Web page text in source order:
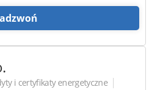
i certyfikaty energetyczne |